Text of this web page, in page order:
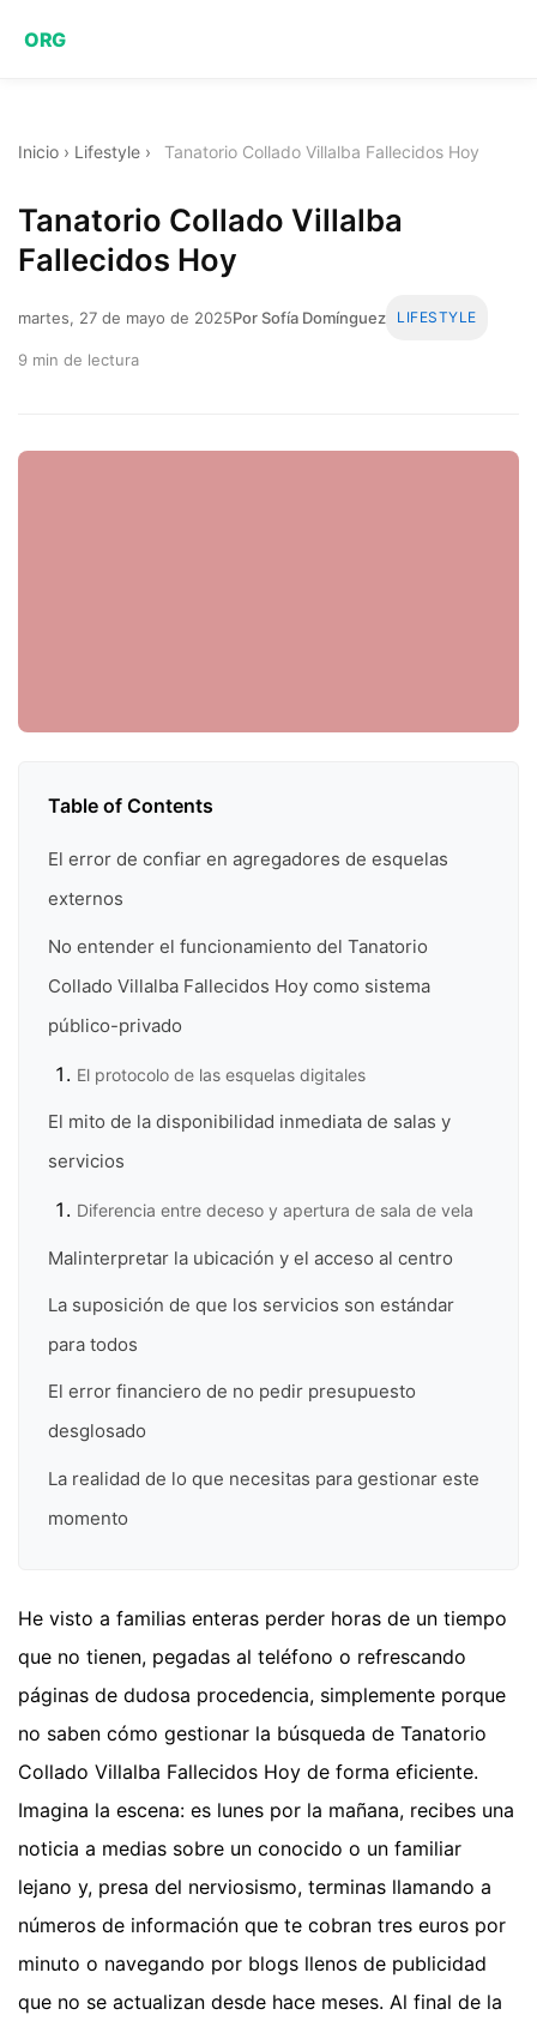
ORG
Inicio › Lifestyle › Tanatorio Collado Villalba Fallecidos Hoy
Tanatorio Collado Villalba
Fallecidos Hoy
martes, 27 de mayo de 2025Por Sofía Domínguez LIFESTYLE
9 min de lectura
Table of Contents
El error de confiar en agregadores de esquelas
externos
No entender el funcionamiento del Tanatorio
Collado Villalba Fallecidos Hoy como sistema
público-privado
El protocolo de las esquelas digitales
El mito de la disponibilidad inmediata de salas y
servicios
Diferencia entre deceso y apertura de sala de vela
Malinterpretar la ubicación y el acceso al centro
La suposición de que los servicios son estándar
para todos
El error financiero de no pedir presupuesto
desglosado
La realidad de lo que necesitas para gestionar este
momento
He visto a familias enteras perder horas de un tiempo
que no tienen, pegadas al teléfono o refrescando
páginas de dudosa procedencia, simplemente porque
no saben cómo gestionar la búsqueda de Tanatorio
Collado Villalba Fallecidos Hoy de forma eficiente.
Imagina la escena: es lunes por la mañana, recibes una
noticia a medias sobre un conocido o un familiar
lejano y, presa del nerviosismo, terminas llamando a
números de información que te cobran tres euros por
minuto o navegando por blogs llenos de publicidad
que no se actualizan desde hace meses. Al final de la